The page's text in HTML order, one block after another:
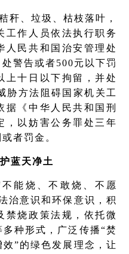
秆、垃圾、枯枝落叶，
工作人员依法执行职务
人民共和国治安管理处
警告或者500元以下罚
上十日以下拘留，并处
胁方法阻碍国家机关工
据《中华人民共和国刑
，以妨害公务罪处三年
者罚金。
蓝天净土
能烧、不敢烧、不愿
治意识和环保意识，积
禁烧政策法规，依托微
种形式，广泛传播“焚
”的绿色发展理念，让